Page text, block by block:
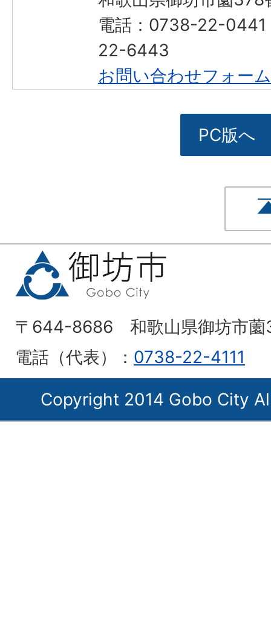
電話：0738-22-
22-6443
お問い合わせフォーム
PC版へ
〒644-8686 和歌山県御坊市薗
電話（代表）： 0738-22-4111
Copyright 2014 Gobo City